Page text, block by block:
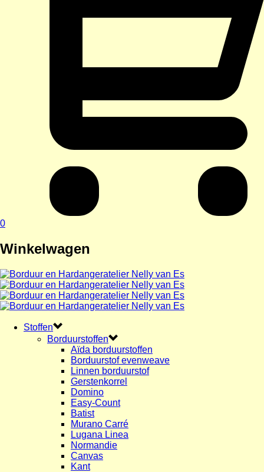
0
Winkelwagen
Stoffen
Borduurstoffen
Aïda borduurstoffen
Borduurstof evenweave
Linnen borduurstof
Gerstenkorrel
Domino
Easy-Count
Batist
Murano Carré
Lugana Linea
Normandie
Canvas
Kant